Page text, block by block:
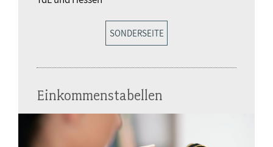
SONDERSEITE
Einkommenstabellen